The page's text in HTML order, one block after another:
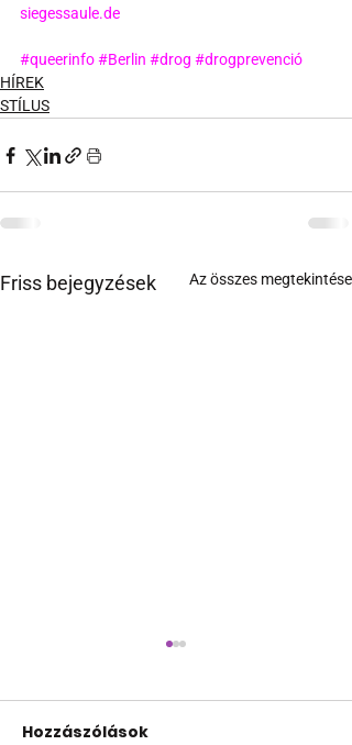
siegessaule.de
#queerinfo#Berlin #drog #drogprevenció
HÍREK
STÍLUS
Friss bejegyzések Az összes megtekintése
Hozzászólások